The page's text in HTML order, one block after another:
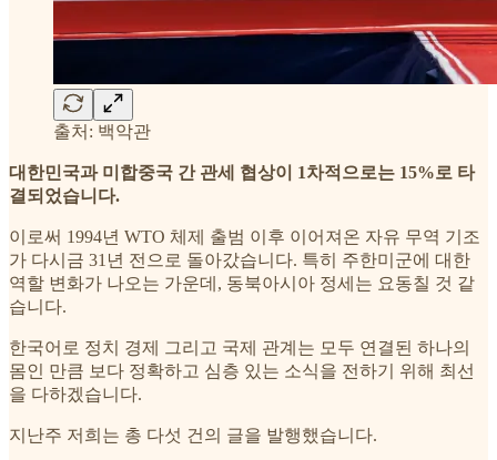
출처: 백악관
대한민국과 미합중국 간 관세 협상이 1차적으로는 15%로 타
결되었습니다.
이로써 1994년 WTO 체제 출범 이후 이어져온 자유 무역 기조
가 다시금 31년 전으로 돌아갔습니다. 특히 주한미군에 대한
역할 변화가 나오는 가운데, 동북아시아 정세는 요동칠 것 같
습니다.
한국어로 정치 경제 그리고 국제 관계는 모두 연결된 하나의
몸인 만큼 보다 정확하고 심층 있는 소식을 전하기 위해 최선
을 다하겠습니다.
지난주 저희는 총 다섯 건의 글을 발행했습니다.